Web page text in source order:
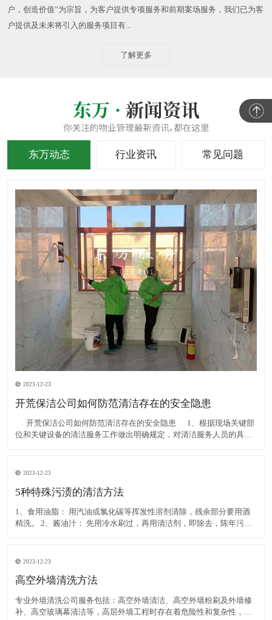
户，创造价值”为宗旨，为客户提供专项服务和前期案场服务，我们已为客
户提供及未来将引入的服务项目有...
了解更多
东万动态 行业资讯 常见问题
2023-12-23
开荒保洁公司如何防范清洁存在的安全隐患
​ 开荒保洁公司如何防范清洁存在的安全隐患 1、根据现场关键部
位和关键设备的清洁服务工作做出明确规定，对清洁服务人员的具体
2023-12-23
5种特殊污渍的清洁方法
1、食用油脂： 用汽油或氯化碳等挥发性溶剂清除，残余部分要用酒
精洗。 2、酱油汁： 先用冷水刷过，再用清洁剂，即除去，陈年污汁
2023-12-23
高空外墙清洗方法
专业外墙清洗公司服务包括：高空外墙清洁、高空外墙粉刷及外墙修
补、高空玻璃幕清洁等，高层外墙工程时存在着危险性和复杂性，所